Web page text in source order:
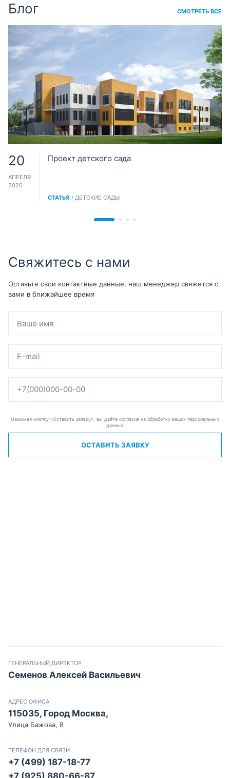
Блог СМОТРЕТЬ ВСЕ
20
АПРЕЛЯ
2020
Проект детского сада
СТАТЬЯ / ДЕТСКИЕ САДЫ
Свяжитесь с нами
Оставьте свои контактные данные, наш менеджер свяжется с
вами в ближайшее время
Нажимая кнопку «Оставить заявку», вы даёте согласие на обработку ваших персональных
данных.
ОСТАВИТЬ ЗАЯВКУ
ГЕНЕРАЛЬНЫЙ ДИРЕКТОР
Семенов Алексей Васильевич
АДРЕС ОФИСА
115035, Город Москва,
Улица Бажова, 8
ТЕЛЕФОН ДЛЯ СВЯЗИ
+7 (499) 187-18-77
+7 (925) 880-66-87